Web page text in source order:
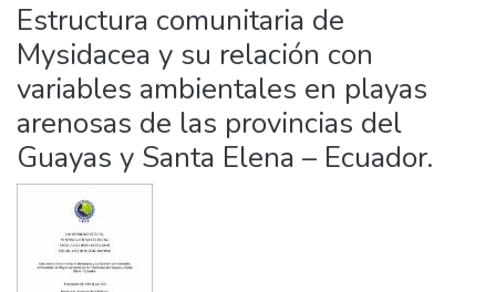
Estructura comunitaria de
Mysidacea y su relación con
variables ambientales en playas
arenosas de las provincias del
Guayas y Santa Elena – Ecuador.